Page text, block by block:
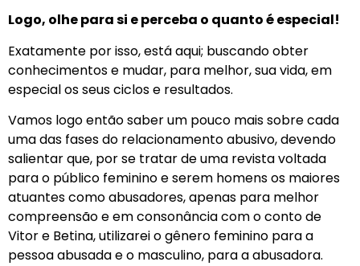
Logo, olhe para si e perceba o quanto é especial!
Exatamente por isso, está aqui; buscando obter
conhecimentos e mudar, para melhor, sua vida, em
especial os seus ciclos e resultados.
Vamos logo então saber um pouco mais sobre cada
uma das fases do relacionamento abusivo, devendo
salientar que, por se tratar de uma revista voltada
para o público feminino e serem homens os maiores
atuantes como abusadores, apenas para melhor
compreensão e em consonância com o conto de
Vitor e Betina, utilizarei o gênero feminino para a
pessoa abusada e o masculino, para a abusadora.